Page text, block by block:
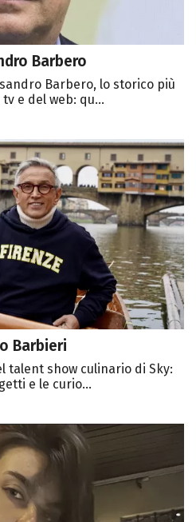
Barbero
Barbero, lo storico più
e del web: qu...
Barbieri
talent show culinario di Sky:
e le curio...